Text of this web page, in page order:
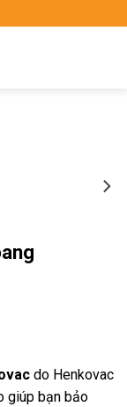
do Henkovac
giúp bạn bảo